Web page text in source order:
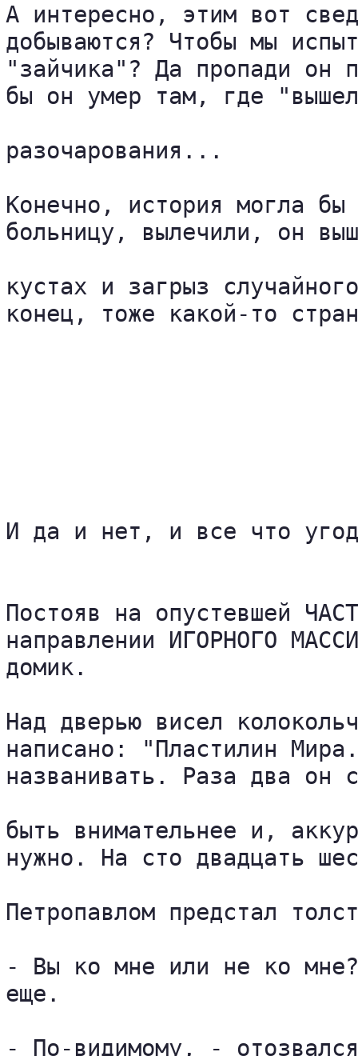
А интересно, этим вот
добываются? Чтобы мы
"зайчика"? Да пропади он
бы он умер там, где
разочарования...
Конечно, история могла
больницу, вылечили, он
кустах и загрыз
конец, тоже какой-то
И да и нет, и все что
Постояв на опустевшей
направлении ИГОРНОГО
домик.
Над дверью висел
написано: "Пластилин
названивать. Раза два он
быть внимательнее и,
нужно. На сто двадцать
Петропавлом предстал
- Вы ко мне или не ко
еще.
- По-видимому, -